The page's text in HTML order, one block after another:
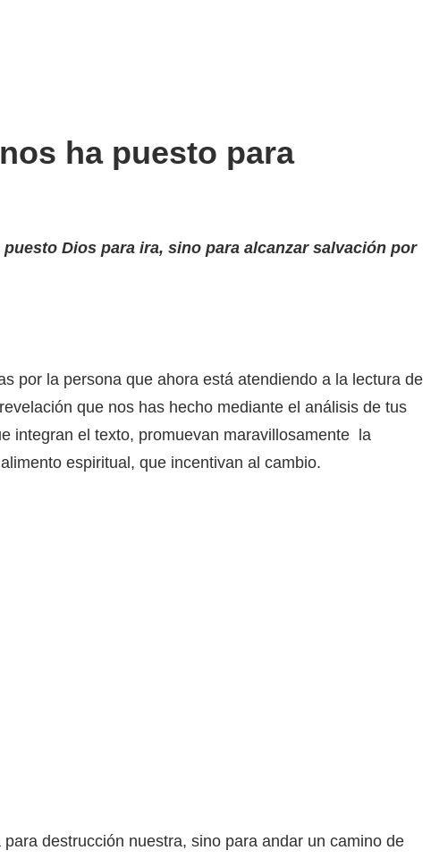
ha puesto para
Dios para ira, sino para alcanzar salvación por
por la persona que ahora está atendiendo a la lectura de
que nos has hecho mediante el análisis de tus
integran el texto, promuevan maravillosamente la
espiritual, que incentivan al cambio.
destrucción nuestra, sino para andar un camino de